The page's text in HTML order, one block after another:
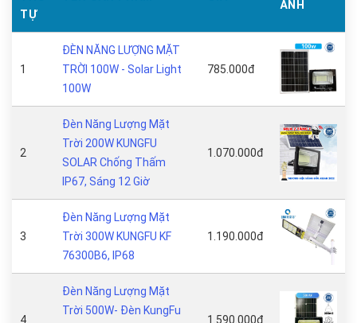
TỰ
ẢNH
1
ĐÈN NĂNG LƯỢNG MẶT
TRỜI 100W - Solar Light
100W
785.000đ
2
Đèn Năng Lượng Mặt
Trời 200W KUNGFU
SOLAR Chống Thấm
IP67, Sáng 12 Giờ
1.070.000đ
3
Đèn Năng Lượng Mặt
Trời 300W KUNGFU KF
76300B6, IP68
1.190.000đ
4
Đèn Năng Lượng Mặt
Trời 500W- Đèn KungFu
1.590.000đ